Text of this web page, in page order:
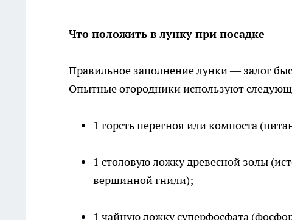
Что положить в лунку при посадке
Правильное заполнение лунки — залог
Опытные огородники используют
1 горсть перегноя или компоста
1 столовую ложку древесной золы
вершинной гнили);
1 чайную ложку суперфосфата